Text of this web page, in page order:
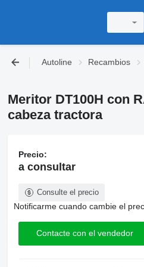
Autoline Recambios
Meritor DT100H con
cabeza tractora
Precio:
a consultar
Consulte el precio
Notificarme cuando cambie el
Contacte con el vendedor